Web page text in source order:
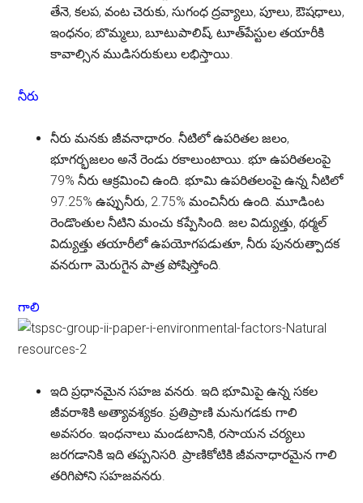
తేనె, కలప, వంట చెరుకు, సుగంధ ద్రవ్యాలు, పూలు, ఔషధాలు,
ఇంధనం; బొమ్మలు, బూటుపాలిష్, టూత్‌పేస్టుల తయారీకి
కావాల్సిన ముడిసరుకులు లభిస్తాయి.
నీరు
నీరు మనకు జీవనాధారం. నీటిలో ఉపరితల జలం,
భూగర్భజలం అనే రెండు రకాలుంటాయి. భూ ఉపరితలంపై
79% నీరు ఆక్రమించి ఉంది. భూమి ఉపరితలంపై ఉన్న నీటిలో
97.25% ఉప్పునీరు, 2.75% మంచినీరు ఉంది. మూడింట
రెండొంతుల నీటిని మంచు కప్పేసింది. జల విద్యుత్తు, థర్మల్
విద్యుత్తు తయారీలో ఉపయోగపడుతూ, నీరు పునరుత్పాదక
వనరుగా మెరుగైన పాత్ర పోషిస్తోంది.
గాలి
ఇది ప్రధానమైన సహజ వనరు. ఇది భూమిపై ఉన్న సకల
జీవరాశికి అత్యావశ్యకం. ప్రతిప్రాణి మనుగడకు గాలి
అవసరం. ఇంధనాలు మండటానికి, రసాయన చర్యలు
జరగడానికి ఇది తప్పనిసరి. ప్రాణికోటికి జీవనాధారమైన గాలి
తరిగిపోని సహజవనరు.